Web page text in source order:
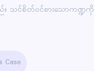
ည်။ သင်စိတ်ဝင်စားသောကဏ္ဍကို
Case